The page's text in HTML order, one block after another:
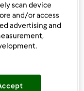
con la buccia
ne avevo uno in
scan device
and/or access
advertising and